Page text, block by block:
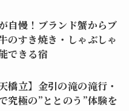
自慢！ブランド蟹からブ
のすき焼き・しゃぶしゃ
できる宿
橋立】金引の滝の滝行・
究極の”ととのう”体験を